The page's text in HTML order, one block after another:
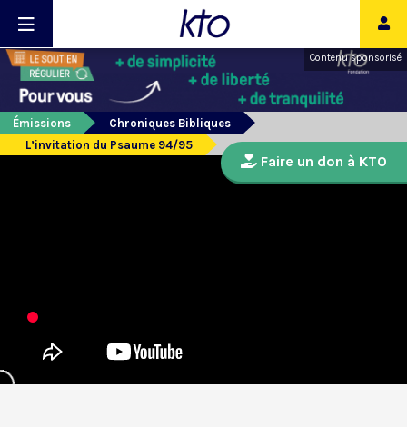
Contenu sponsorisé
Émissions
Chroniques Bibliques
L’invitation du Psaume 94/95
Faire un don à KTO